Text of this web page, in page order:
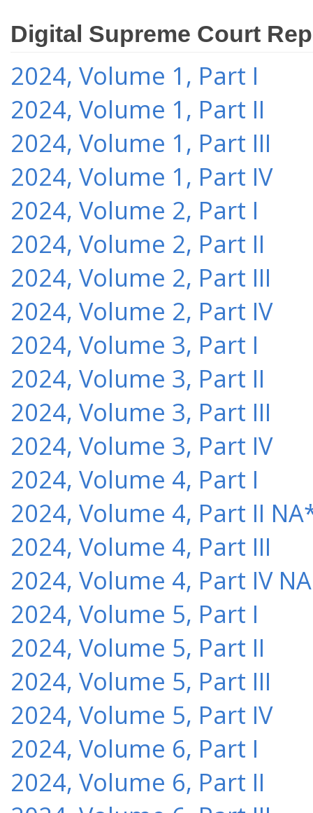
Digital Supreme Court
2024, Volume 1, Part I
2024, Volume 1, Part II
2024, Volume 1, Part III
2024, Volume 1, Part IV
2024, Volume 2, Part I
2024, Volume 2, Part II
2024, Volume 2, Part III
2024, Volume 2, Part IV
2024, Volume 3, Part I
2024, Volume 3, Part II
2024, Volume 3, Part III
2024, Volume 3, Part IV
2024, Volume 4, Part I
2024, Volume 4, Part II
2024, Volume 4, Part III
2024, Volume 4, Part IV NA
2024, Volume 5, Part I
2024, Volume 5, Part II
2024, Volume 5, Part III
2024, Volume 5, Part IV
2024, Volume 6, Part I
2024, Volume 6, Part II